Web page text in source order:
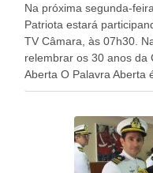
com os vereadores
Pequeno; o líder político
Salgueiro do Hospital
empresários e gerentes
intuito do encontro foi
Francisco ao Trevo do
socialista informou que
demanda e tentar
Nesse trecho se
Na próxima segunda-
Patriota estará
TV Câmara, às 07h30.
relembrar os 30 anos da
Aberta O Palavra Aberta
expõe suas ideias, fala
deputado. O programa
de temas que são
programa dispõe de